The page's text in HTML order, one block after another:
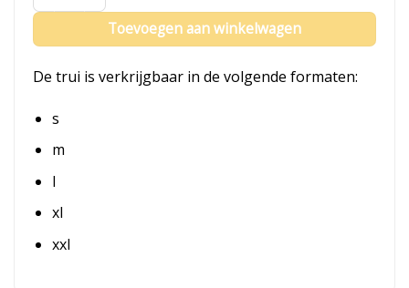
Toevoegen aan winkelwagen
De trui is verkrijgbaar in de volgende formaten:
s
m
l
xl
xxl